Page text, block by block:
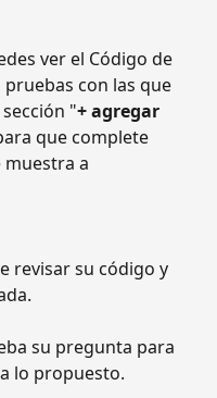
ver el Código de
con las que
"+ agregar
que complete
muestra a
revisar su código y
su pregunta para
lo propuesto.